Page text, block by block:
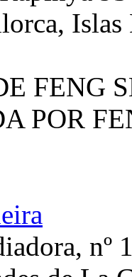
Islas
FENG
POR
nº